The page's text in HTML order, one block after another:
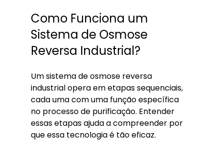
Como Funciona um
Sistema de Osmose
Reversa Industrial?
Um sistema de osmose reversa
industrial opera em etapas sequenciais,
cada uma com uma função específica
no processo de purificação. Entender
essas etapas ajuda a compreender por
que essa tecnologia é tão eficaz.